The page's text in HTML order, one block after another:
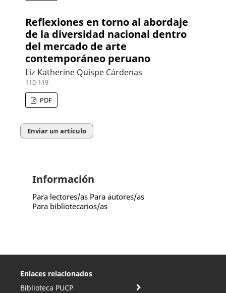
Reflexiones en torno al abordaje
de la diversidad nacional dentro
del mercado de arte
contemporáneo peruano
Liz Katherine Quispe Cárdenas
110-119
PDF
Enviar un artículo
Información
Para lectores/as Para autores/as
Para bibliotecarios/as
Enlaces relacionados
Biblioteca PUCP